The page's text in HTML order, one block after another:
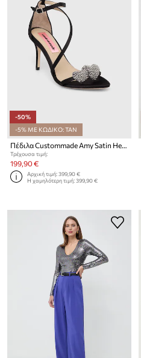
-50%
-5% ΜΕ ΚΩΔΙΚΟ: TAN
Τρέχουσα τιμή:
199,90 €
Αρχική τιμή:399,90 €
Η χαμηλότερη τιμή:399,90 €